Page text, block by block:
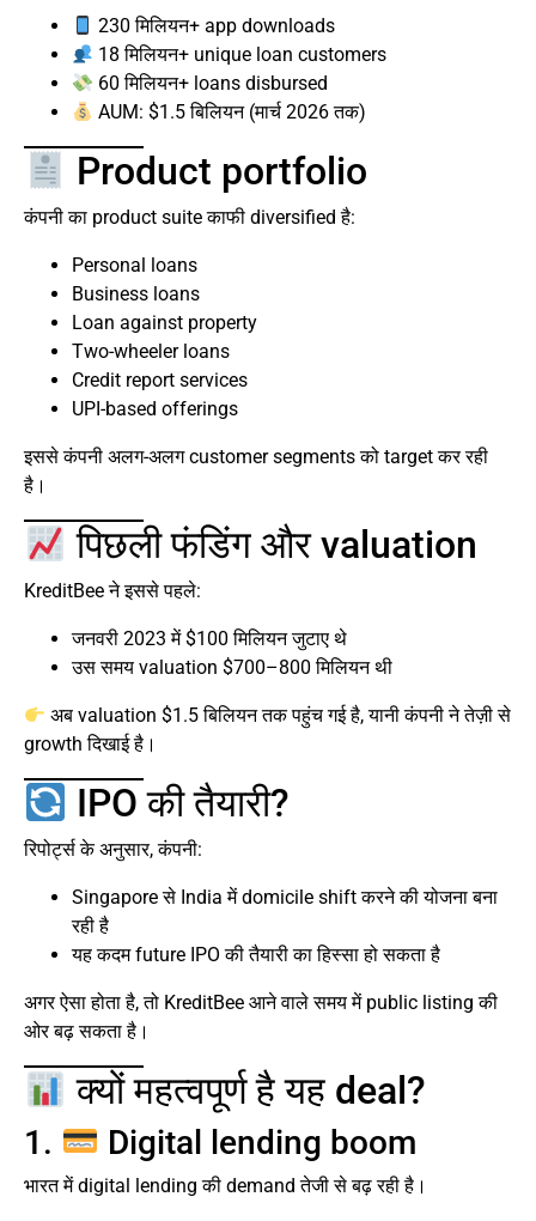
230 मिलियन+ app downloads
18 मिलियन+ unique loan customers
60 मिलियन+ loans disbursed
AUM: $1.5 बिलियन (मार्च 2026 तक)
Product portfolio
कंपनी का product suite काफी diversified है:
Personal loans
Business loans
Loan against property
Two-wheeler loans
Credit report services
UPI-based offerings
इससे कंपनी अलग-अलग customer segments को target कर रही
है।
पिछली फंडिंग और valuation
KreditBee ने इससे पहले:
जनवरी 2023 में $100 मिलियन जुटाए थे
उस समय valuation $700–800 मिलियन थी
अब valuation $1.5 बिलियन तक पहुंच गई है, यानी कंपनी ने तेज़ी से
growth दिखाई है।
IPO की तैयारी?
रिपोर्ट्स के अनुसार, कंपनी:
Singapore से India में domicile shift करने की योजना बना
रही है
यह कदम future IPO की तैयारी का हिस्सा हो सकता है
अगर ऐसा होता है, तो KreditBee आने वाले समय में public listing की
ओर बढ़ सकता है।
क्यों महत्वपूर्ण है यह deal?
1. Digital lending boom
भारत में digital lending की demand तेजी से बढ़ रही है।